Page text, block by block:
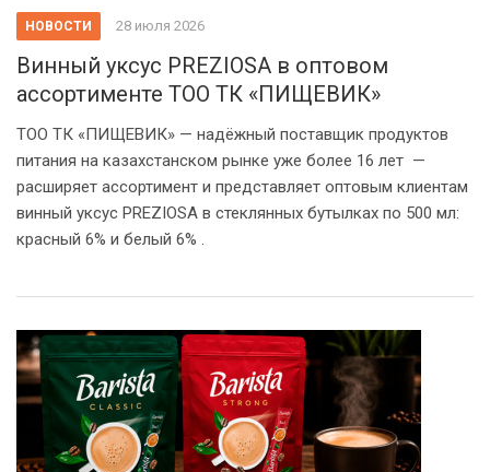
НОВОСТИ 28 июля 2026
Винный уксус PREZIOSA в оптовом
ассортименте ТОО ТК «ПИЩЕВИК»
ТОО ТК «ПИЩЕВИК» — надёжный поставщик продуктов
питания на казахстанском рынке уже более 16 лет —
расширяет ассортимент и представляет оптовым клиентам
винный уксус PREZIOSA в стеклянных бутылках по 500 мл:
красный 6% и белый 6% .